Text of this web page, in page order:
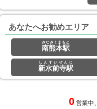
あなたへお勧めエリア
南熊本駅
みなみくまもと
新水前寺駅
しんすいぜんじ
0 営業中、